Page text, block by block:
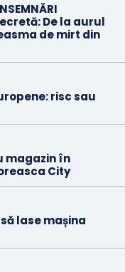
De la aurul
de mirt din
risc sau
magazin în
City
lase mașina